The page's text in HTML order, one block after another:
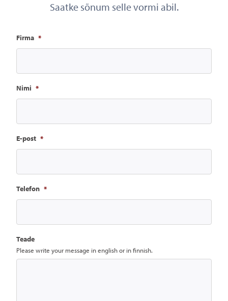
Saatke sõnum selle vormi abil.
Firma *
Nimi *
E-post *
Telefon *
Teade
Please write your message in english or in finnish.